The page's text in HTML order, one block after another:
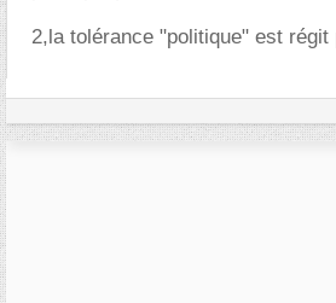
2,la tolérance "politique" est régit